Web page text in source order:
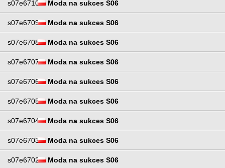
s07e6710 Moda na sukces S06
s07e6709 Moda na sukces S06
s07e6708 Moda na sukces S06
s07e6707 Moda na sukces S06
s07e6706 Moda na sukces S06
s07e6705 Moda na sukces S06
s07e6704 Moda na sukces S06
s07e6703 Moda na sukces S06
s07e6702 Moda na sukces S06